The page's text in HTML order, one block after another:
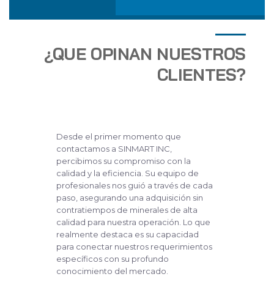
¿QUE OPINAN NUESTROS
CLIENTES?
Desde el primer momento que
contactamos a SINMART INC,
percibimos su compromiso con la
calidad y la eficiencia. Su equipo de
profesionales nos guió a través de cada
paso, asegurando una adquisición sin
contratiempos de minerales de alta
calidad para nuestra operación. Lo que
realmente destaca es su capacidad
para conectar nuestros requerimientos
específicos con su profundo
conocimiento del mercado.